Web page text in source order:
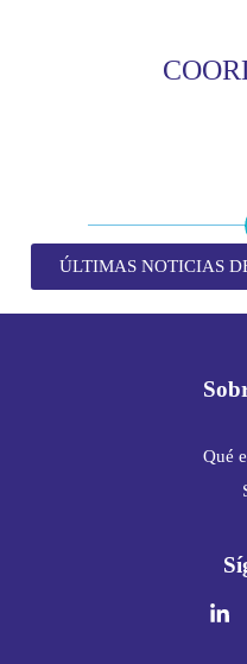
ÚLTIMAS NOTICIAS
Qué